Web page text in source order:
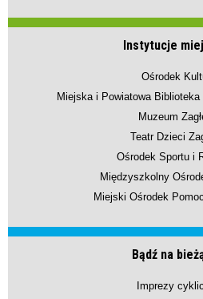
Instytucje
Ośrodek
Miejska i Powiatowa
Muzeum
Teatr Dzieci
Ośrodek Sportu i
Międzyszkolny
Miejski Ośrodek
Bądź na
Imprezy